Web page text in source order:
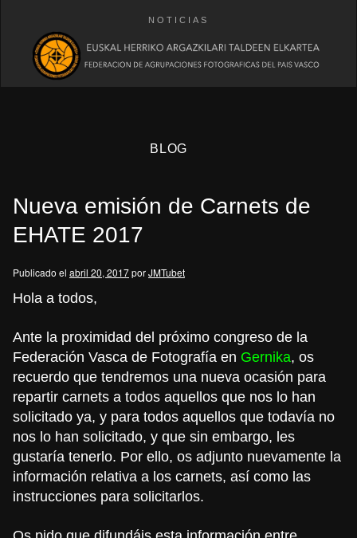
NOTICIAS
BLOG
Nueva emisión de Carnets de
EHATE 2017
Publicado el abril 20, 2017porJMTubet
Hola a todos,
Ante la proximidad del próximo congreso de la
Federación Vasca de Fotografía en Gernika, os
recuerdo que tendremos una nueva ocasión para
repartir carnets a todos aquellos que nos lo han
solicitado ya, y para todos aquellos que todavía no
nos lo han solicitado, y que sin embargo, les
gustaría tenerlo. Por ello, os adjunto nuevamente la
información relativa a los carnets, así como las
instrucciones para solicitarlos.